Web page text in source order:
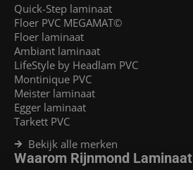
Quick-Step laminaat
Floer PVC MEGAMAT©
Floer laminaat
Ambiant laminaat
LifeStyle by Headlam PVC
Montinique PVC
Meister laminaat
Egger laminaat
Tarkett PVC
Bekijk alle merken
Waarom Rijnmond Laminaat